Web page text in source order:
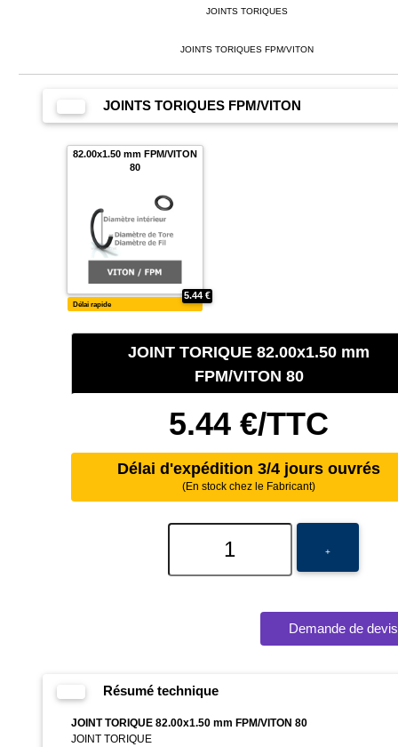
JOINTS TORIQUES
JOINTS TORIQUES FPM/VITON
JOINTS TORIQUES FPM/VITON
82.00x1.50 mm FPM/VITON
80
5.44 €
JOINT TORIQUE 82.00x1.50 mm
FPM/VITON 80
5.44 €/TTC
Délai d'expédition 3/4 jours ouvrés
(En stock chez le Fabricant)
+
Demande de devis
Résumé technique
JOINT TORIQUE 82.00x1.50 mm FPM/VITON 80
JOINT TORIQUE